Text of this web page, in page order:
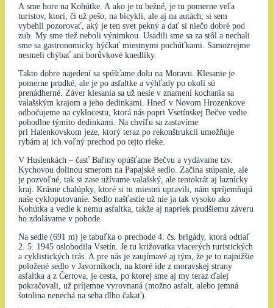
A sme hore na Kohútke. A ako je tu bežné, je tu pomerne veľa
turistov, ktorí, či už pešo, na bicykli, ale aj na autách, si sem
vybehli pozorovať, aký je ten svet pekný a dať si niečo dobré pod
zub. My sme tiež neboli výnimkou. Usadili sme sa za stôl a nechali
sme sa gastronomicky hýčkať miestnymi pochúťkami. Samozrejme
nesmeli chýbať ani borůvkové knedlíky.
Takto dobre najedení sa spúšťame dolu na Moravu. Klesanie je
pomerne prudké, ale je po asfaltke a výhľady po okolí sú
prenádherné. Záver klesania sa už nesie v znamení kochania sa
valašským krajom a jeho dedinkami. Hneď v Novom Hrozenkove
odbočujeme na cyklocestu, ktorá nás popri Vsetínskej Bečve vedie
pohodlne týmito dedinkami. Na chvíľu sa zastavíme
pri Halenkovskom jeze, ktorý teraz po rekonštrukcii umožňuje
rybám aj ich voľný prechod po tejto rieke.
V Huslenkách – časť Bařiny opúšťame Bečvu a vydávame tzv.
Kychovou dolinou smerom na Papajské sedlo. Začína stúpanie, ale
je pozvoľné, tak si zase užívame valašský, ale tentokrát aj laznícky
kraj. Krásne chalúpky, ktoré si tu miestni upravili, nám spríjemňujú
naše cykloputovanie. Sedlo našťastie už nie ja tak vysoko ako
Kohútka a vedie k nemu asfaltka, takže aj napriek prudšiemu záveru
ho zdolávame v pohode.
Na sedle (691 m) je tabuľka o prechode 4. čs. brigády, ktorá odtiaľ
2. 5. 1945 oslobodila Vsetín. Je tu križovatka viacerých turistických
a cyklistických trás. A pre nás je zaujímavé aj tým, že je to najnižšie
položené sedlo v Javorníkoch, na ktoré ide z moravskej strany
asfaltka a z Čertova, je cesta, po ktorej sme aj my teraz ďalej
pokračovali, už príjemne vyrovnaná (možno asfalt, alebo jemná
šotolina nenechá na seba dlho čakať).